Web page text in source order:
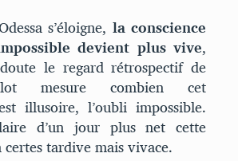
s’éloigne, la conscience
devient plus vive,
le regard rétrospectif de
mesure combien cet
illusoire, l’oubli impossible.
d’un jour plus net cette
tardive mais vivace.